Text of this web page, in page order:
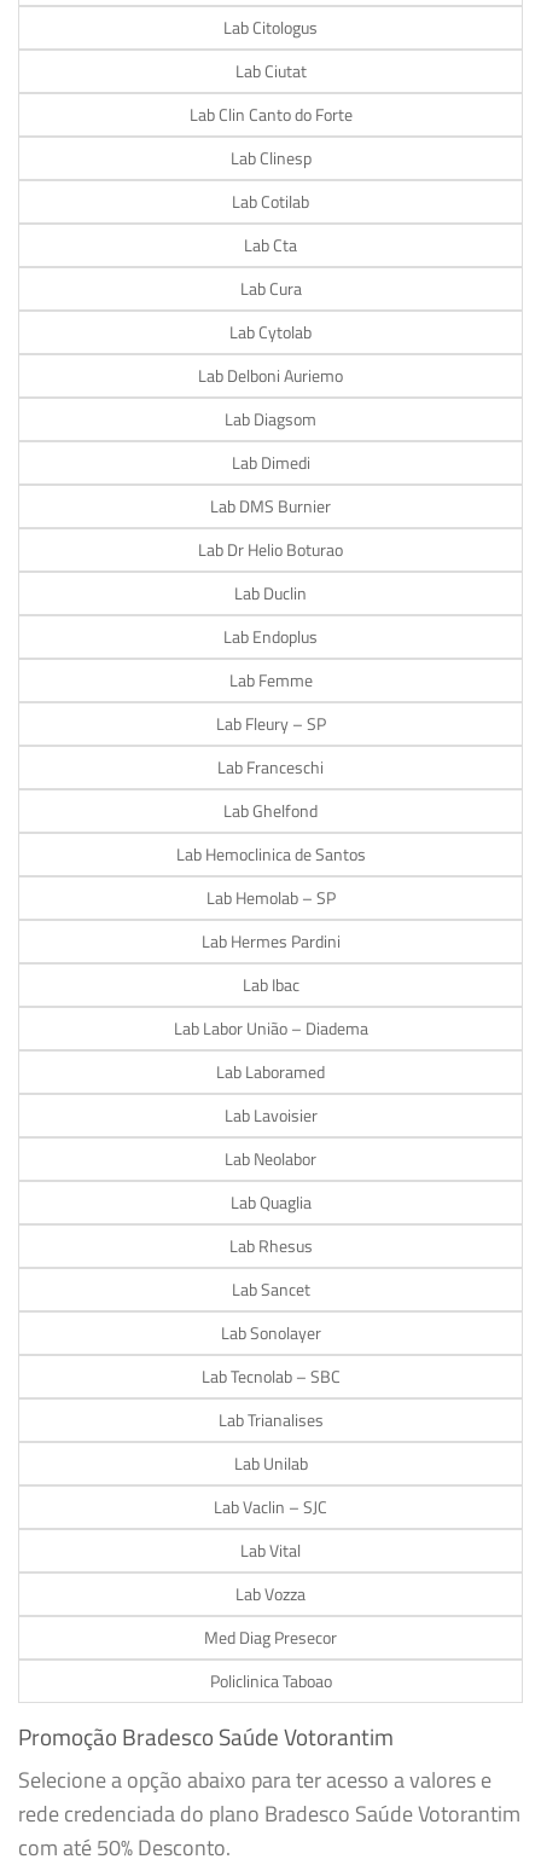
Lab Citologus
Lab Ciutat
Lab Clin Canto do Forte
Lab Clinesp
Lab Cotilab
Lab Cta
Lab Cura
Lab Cytolab
Lab Delboni Auriemo
Lab Diagsom
Lab Dimedi
Lab DMS Burnier
Lab Dr Helio Boturao
Lab Duclin
Lab Endoplus
Lab Femme
Lab Fleury – SP
Lab Franceschi
Lab Ghelfond
Lab Hemoclinica de Santos
Lab Hemolab – SP
Lab Hermes Pardini
Lab Ibac
Lab Labor União – Diadema
Lab Laboramed
Lab Lavoisier
Lab Neolabor
Lab Quaglia
Lab Rhesus
Lab Sancet
Lab Sonolayer
Lab Tecnolab – SBC
Lab Trianalises
Lab Unilab
Lab Vaclin – SJC
Lab Vital
Lab Vozza
Med Diag Presecor
Policlinica Taboao
Promoção Bradesco Saúde Votorantim
Selecione a opção abaixo para ter acesso a valores e
rede credenciada do plano Bradesco Saúde Votorantim
com até 50% Desconto.